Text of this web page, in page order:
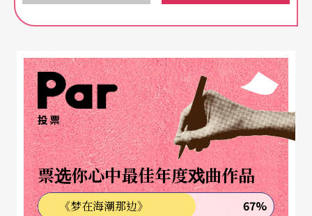
诞假期的最后一天，民众打破阶级藩篱，共同参与
种超脱现实秩序的狂欢氛围。剧中，他透过性别倒
置和隐瞒身分，描绘出一段朴朔迷离的爱情故事：
一对孪生兄妹因船难而分道扬镳，双方都以为自己
失去了至亲。为了保护自己，妹妹假扮成哥哥的样
子，成为当地公爵的男仆。然而，她万万没有想到
主人暗恋许久的女子竟然会爱上她……此外，剧中
描绘的伊利里亚（Illyria）曾真实存在，是邻近阿尔
投票
票选你心中最佳年度戏曲作品
《梦在海潮那边》 67%